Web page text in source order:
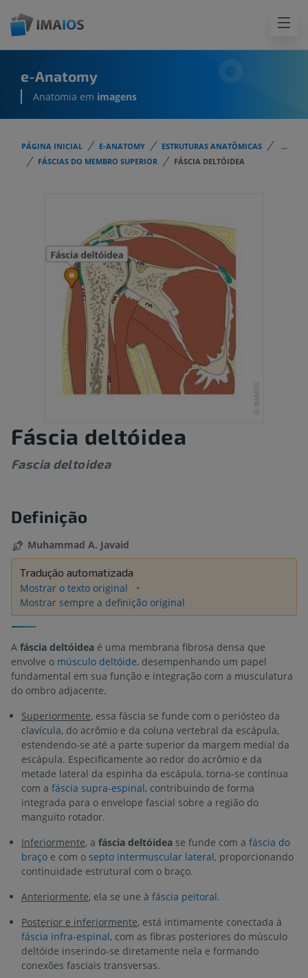
e-Anatomy
Anatomia em imagens
PÁGINA INICIAL E-ANATOMY ESTRUTURAS ANATÔMICAS
...
FÁSCIAS DO MEMBRO SUPERIOR
FÁSCIA DELTÓIDEA
Fáscia deltóidea
Fascia deltoidea
Definição
Muhammad A. Javaid
Tradução automatizada
Mostrar o texto original
Mostrar sempre a definição original
A fáscia deltóidea é uma membrana fibrosa densa que
envolve o músculo deltóide, desempenhando um papel
fundamental em sua função e integração com a musculatura
do ombro adjacente.
Superiormente, essa fáscia se funde com o periósteo da
clavícula, do acrômio e da coluna vertebral da escápula,
estendendo-se até a parte superior da margem medial da
escápula. Especificamente ao redor do acrômio e da
metade lateral da espinha da escápula, torna-se contínua
com a fáscia supra-espinal, contribuindo de forma
integrada para o envelope fascial sobre a região do
manguito rotador.
Inferiormente, a fáscia deltóidea se funde com a fáscia do
braço e com o septo intermuscular lateral, proporcionando
continuidade estrutural com o braço.
Anteriormente, ela se une à fáscia peitoral.
Posterior e inferiormente, está intimamente conectada à
fáscia infra-espinal, com as fibras posteriores do músculo
deltóide inserindo-se diretamente nela e formando
conexões fasciais transversas.